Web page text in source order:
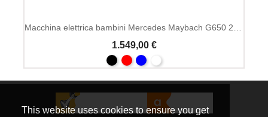
This website uses cookies to ensure you get
1.549,00 €